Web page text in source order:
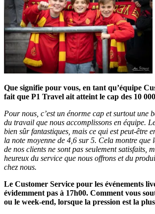
Que signifie pour vous, en tant qu’équipe
fait que P1 Travel ait atteint le cap des 10
Pour nous, c’est un énorme cap et surtout une
du travail que nous accomplissons en équipe.
bien sûr fantastiques, mais ce qui est peut-être
la note moyenne de 4,6 sur 5. Cela montre
de nos clients ne sont pas seulement satisfaits,
heureux du service que nous offrons et du
chez nous.
Le Customer Service pour les événements
évidemment pas à 17h00. Comment vous
ou le week-end, lorsque la pression est la